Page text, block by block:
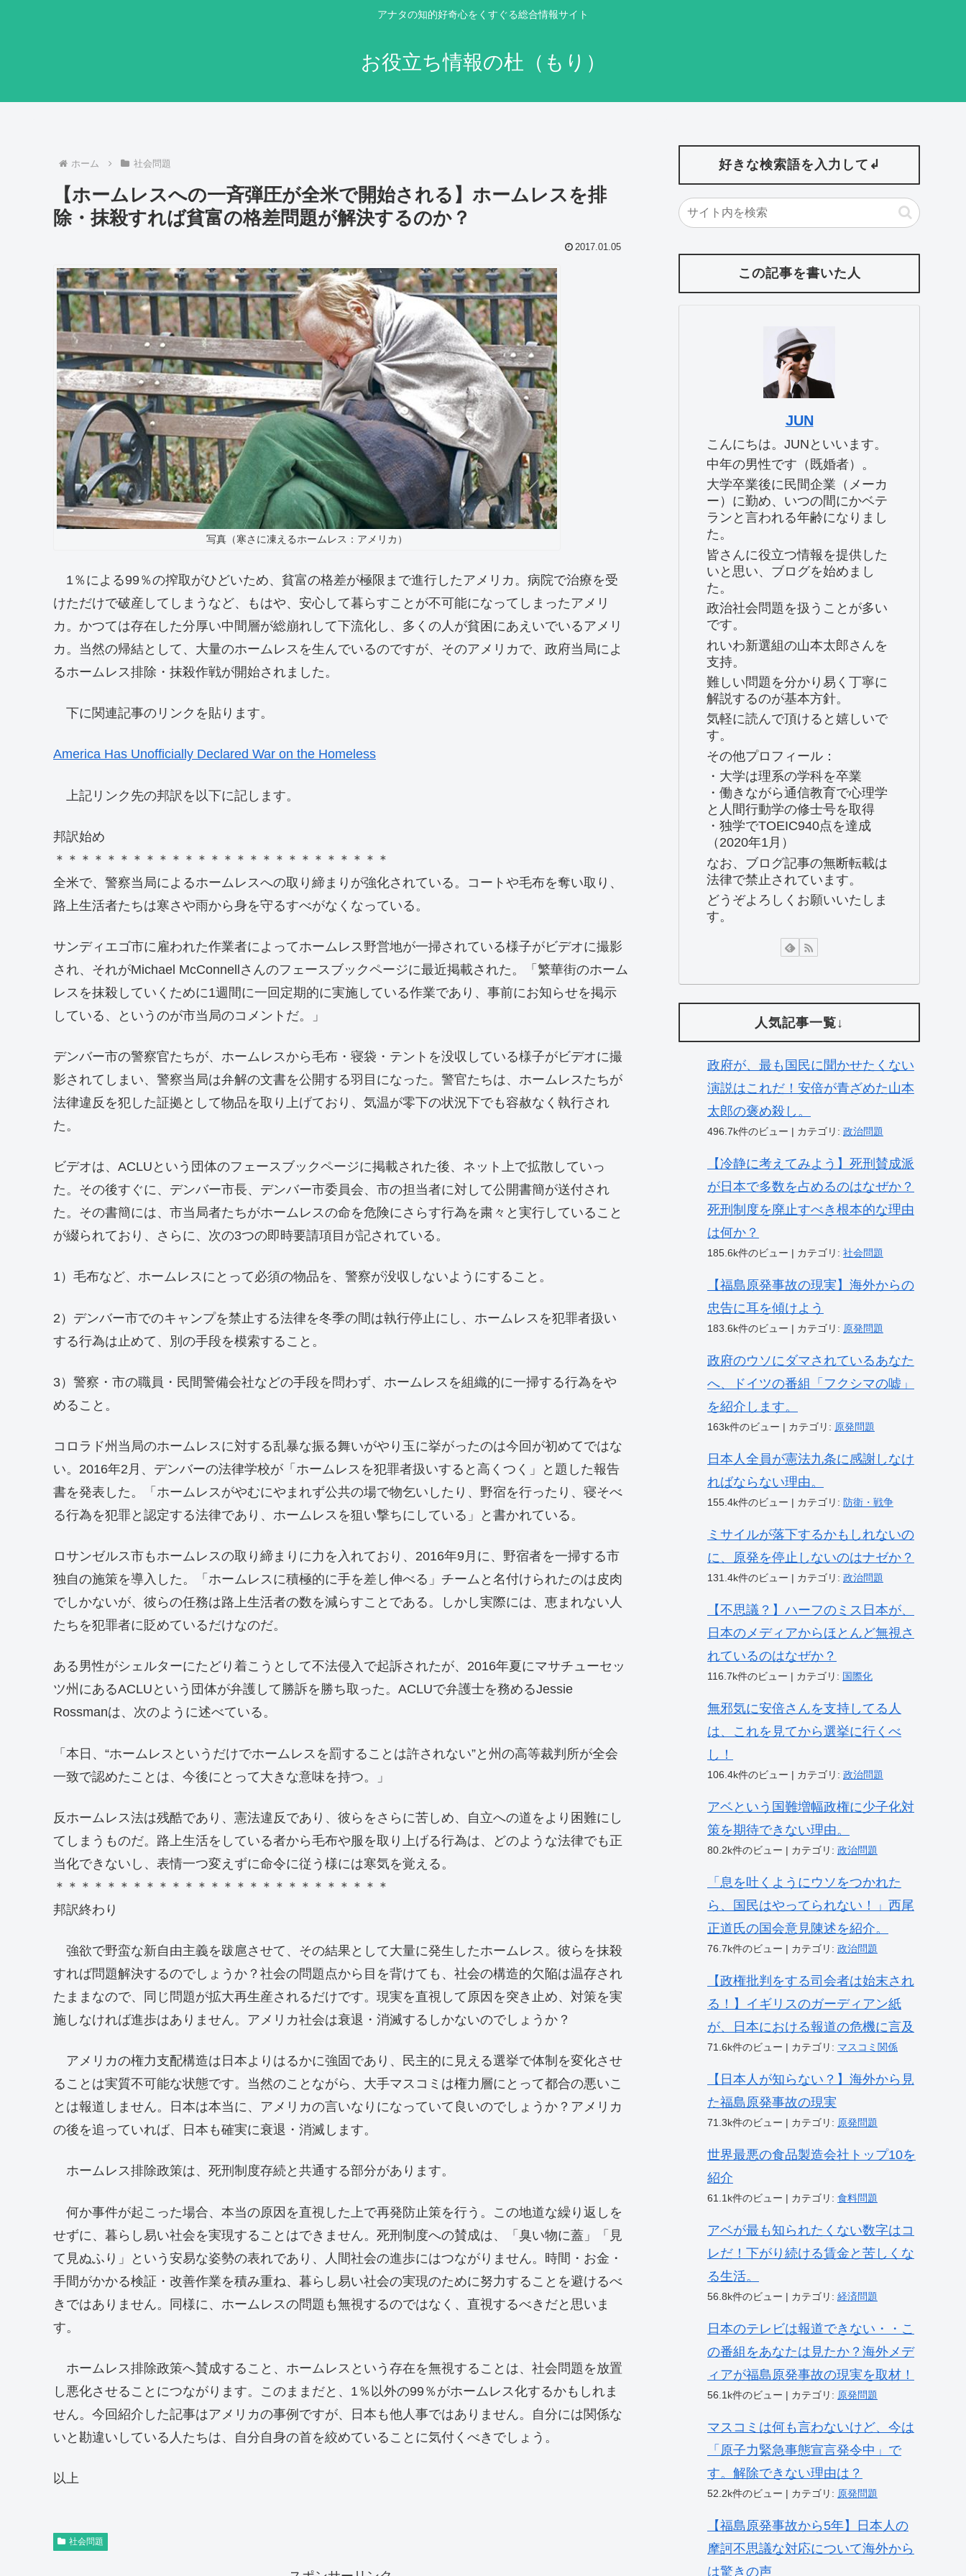
アナタの知的好奇心をくすぐる総合情報サイト
お役立ち情報の杜（もり）
ホーム 社会問題
【ホームレスへの一斉弾圧が全米で開始される】ホームレスを排
除・抹殺すれば貧富の格差問題が解決するのか？
2017.01.05
写真（寒さに凍えるホームレス：アメリカ）
1％による99％の搾取がひどいため、貧富の格差が極限まで進行したアメリカ。病院で治療を受
けただけで破産してしまうなど、もはや、安心して暮らすことが不可能になってしまったアメリ
カ。かつては存在した分厚い中間層が総崩れして下流化し、多くの人が貧困にあえいでいるアメリ
カ。当然の帰結として、大量のホームレスを生んでいるのですが、そのアメリカで、政府当局によ
るホームレス排除・抹殺作戦が開始されました。
下に関連記事のリンクを貼ります。
America Has Unofficially Declared War on the Homeless
上記リンク先の邦訳を以下に記します。
邦訳始め
＊＊＊＊＊＊＊＊＊＊＊＊＊＊＊＊＊＊＊＊＊＊＊＊＊＊
全米で、警察当局によるホームレスへの取り締まりが強化されている。コートや毛布を奪い取り、
路上生活者たちは寒さや雨から身を守るすべがなくなっている。
サンディエゴ市に雇われた作業者によってホームレス野営地が一掃されている様子がビデオに撮影
され、それがMichael McConnellさんのフェースブックページに最近掲載された。「繁華街のホーム
レスを抹殺していくために1週間に一回定期的に実施している作業であり、事前にお知らせを掲示
している、というのが市当局のコメントだ。」
デンバー市の警察官たちが、ホームレスから毛布・寝袋・テントを没収している様子がビデオに撮
影されてしまい、警察当局は弁解の文書を公開する羽目になった。警官たちは、ホームレスたちが
法律違反を犯した証拠として物品を取り上げており、気温が零下の状況下でも容赦なく執行され
た。
ビデオは、ACLUという団体のフェースブックページに掲載された後、ネット上で拡散していっ
た。その後すぐに、デンバー市長、デンバー市委員会、市の担当者に対して公開書簡が送付され
た。その書簡には、市当局者たちがホームレスの命を危険にさらす行為を粛々と実行していること
が綴られており、さらに、次の3つの即時要請項目が記されている。
1）毛布など、ホームレスにとって必須の物品を、警察が没収しないようにすること。
2）デンバー市でのキャンプを禁止する法律を冬季の間は執行停止にし、ホームレスを犯罪者扱い
する行為は止めて、別の手段を模索すること。
3）警察・市の職員・民間警備会社などの手段を問わず、ホームレスを組織的に一掃する行為をや
めること。
コロラド州当局のホームレスに対する乱暴な振る舞いがやり玉に挙がったのは今回が初めてではな
い。2016年2月、デンバーの法律学校が「ホームレスを犯罪者扱いすると高くつく」と題した報告
書を発表した。「ホームレスがやむにやまれず公共の場で物乞いしたり、野宿を行ったり、寝そべ
る行為を犯罪と認定する法律であり、ホームレスを狙い撃ちにしている」と書かれている。
ロサンゼルス市もホームレスの取り締まりに力を入れており、2016年9月に、野宿者を一掃する市
独自の施策を導入した。「ホームレスに積極的に手を差し伸べる」チームと名付けられたのは皮肉
でしかないが、彼らの任務は路上生活者の数を減らすことである。しかし実際には、恵まれない人
たちを犯罪者に貶めているだけなのだ。
ある男性がシェルターにたどり着こうとして不法侵入で起訴されたが、2016年夏にマサチューセッ
ツ州にあるACLUという団体が弁護して勝訴を勝ち取った。ACLUで弁護士を務めるJessie
Rossmanは、次のように述べている。
「本日、“ホームレスというだけでホームレスを罰することは許されない”と州の高等裁判所が全会
一致で認めたことは、今後にとって大きな意味を持つ。」
反ホームレス法は残酷であり、憲法違反であり、彼らをさらに苦しめ、自立への道をより困難にし
てしまうものだ。路上生活をしている者から毛布や服を取り上げる行為は、どのような法律でも正
当化できないし、表情一つ変えずに命令に従う様には寒気を覚える。
＊＊＊＊＊＊＊＊＊＊＊＊＊＊＊＊＊＊＊＊＊＊＊＊＊＊
邦訳終わり
強欲で野蛮な新自由主義を跋扈させて、その結果として大量に発生したホームレス。彼らを抹殺
すれば問題解決するのでしょうか？社会の問題点から目を背けても、社会の構造的欠陥は温存され
たままなので、同じ問題が拡大再生産されるだけです。現実を直視して原因を突き止め、対策を実
施しなければ進歩はありません。アメリカ社会は衰退・消滅するしかないのでしょうか？
アメリカの権力支配構造は日本よりはるかに強固であり、民主的に見える選挙で体制を変化させ
ることは実質不可能な状態です。当然のことながら、大手マスコミは権力層にとって都合の悪いこ
とは報道しません。日本は本当に、アメリカの言いなりになっていて良いのでしょうか？アメリカ
の後を追っていれば、日本も確実に衰退・消滅します。
ホームレス排除政策は、死刑制度存続と共通する部分があります。
何か事件が起こった場合、本当の原因を直視した上で再発防止策を行う。この地道な繰り返しを
せずに、暮らし易い社会を実現することはできません。死刑制度への賛成は、「臭い物に蓋」「見
て見ぬふり」という安易な姿勢の表れであり、人間社会の進歩にはつながりません。時間・お金・
手間がかかる検証・改善作業を積み重ね、暮らし易い社会の実現のために努力することを避けるべ
きではありません。同様に、ホームレスの問題も無視するのではなく、直視するべきだと思いま
す。
ホームレス排除政策へ賛成すること、ホームレスという存在を無視することは、社会問題を放置
し悪化させることにつながります。このままだと、1％以外の99％がホームレス化するかもしれま
せん。今回紹介した記事はアメリカの事例ですが、日本も他人事ではありません。自分には関係な
いと勘違いしている人たちは、自分自身の首を絞めていることに気付くべきでしょう。
以上
社会問題
好きな検索語を入力して↲
この記事を書いた人
JUN
こんにちは。JUNといいます。
中年の男性です（既婚者）。
大学卒業後に民間企業（メーカ
ー）に勤め、いつの間にかベテ
ランと言われる年齢になりまし
た。
皆さんに役立つ情報を提供した
いと思い、ブログを始めまし
た。
政治社会問題を扱うことが多い
です。
れいわ新選組の山本太郎さんを
支持。
難しい問題を分かり易く丁寧に
解説するのが基本方針。
気軽に読んで頂けると嬉しいで
す。
その他プロフィール：
・大学は理系の学科を卒業
・働きながら通信教育で心理学
と人間行動学の修士号を取得
・独学でTOEIC940点を達成
（2020年1月）
なお、ブログ記事の無断転載は
法律で禁止されています。
どうぞよろしくお願いいたしま
す。
人気記事一覧↓
政府が、最も国民に聞かせたくない
演説はこれだ！安倍が青ざめた山本
太郎の褒め殺し。
496.7k件のビュー | カテゴリ: 政治問題
【冷静に考えてみよう】死刑賛成派
が日本で多数を占めるのはなぜか？
死刑制度を廃止すべき根本的な理由
は何か？
185.6k件のビュー | カテゴリ: 社会問題
【福島原発事故の現実】海外からの
忠告に耳を傾けよう
183.6k件のビュー | カテゴリ: 原発問題
政府のウソにダマされているあなた
へ、ドイツの番組「フクシマの嘘」
を紹介します。
163k件のビュー | カテゴリ: 原発問題
日本人全員が憲法九条に感謝しなけ
ればならない理由。
155.4k件のビュー | カテゴリ: 防衛・戦争
ミサイルが落下するかもしれないの
に、原発を停止しないのはナゼか？
131.4k件のビュー | カテゴリ: 政治問題
【不思議？】ハーフのミス日本が、
日本のメディアからほとんど無視さ
れているのはなぜか？
116.7k件のビュー | カテゴリ: 国際化
無邪気に安倍さんを支持してる人
は、これを見てから選挙に行くべ
し！
106.4k件のビュー | カテゴリ: 政治問題
アベという国難増幅政権に少子化対
策を期待できない理由。
80.2k件のビュー | カテゴリ: 政治問題
「息を吐くようにウソをつかれた
ら、国民はやってられない！」西尾
正道氏の国会意見陳述を紹介。
76.7k件のビュー | カテゴリ: 政治問題
【政権批判をする司会者は始末され
る！】イギリスのガーディアン紙
が、日本における報道の危機に言及
71.6k件のビュー | カテゴリ: マスコミ関係
【日本人が知らない？】海外から見
た福島原発事故の現実
71.3k件のビュー | カテゴリ: 原発問題
世界最悪の食品製造会社トップ10を
紹介
61.1k件のビュー | カテゴリ: 食料問題
アベが最も知られたくない数字はコ
レだ！下がり続ける賃金と苦しくな
る生活。
56.8k件のビュー | カテゴリ: 経済問題
日本のテレビは報道できない・・こ
の番組をあなたは見たか？海外メデ
ィアが福島原発事故の現実を取材！
56.1k件のビュー | カテゴリ: 原発問題
マスコミは何も言わないけど、今は
「原子力緊急事態宣言発令中」で
す。解除できない理由は？
52.2k件のビュー | カテゴリ: 原発問題
【福島原発事故から5年】日本人の
摩訶不思議な対応について海外から
は驚きの声